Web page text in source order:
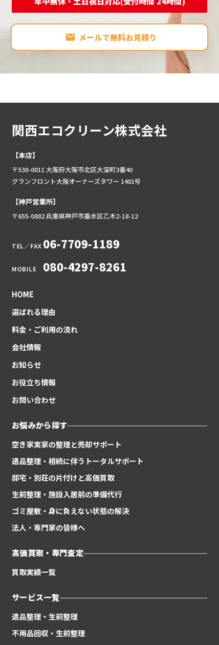
メールで無料お見積り
関西エコクリーン株式会社
【本店】
〒530-0011 大阪府大阪市北区大深町3番40
グランフロント大阪オーナーズタワー 1401号
【神戸営業所】
〒655-0882 兵庫県神戸市垂水区乙木2-18-12
TEL／FAX 06-7709-1189
MOBILE 080-4297-8261
HOME
選ばれる理由
料金・ご利用の流れ
会社情報
お知らせ
お役立ち情報
お問い合わせ
お悩みから探す
空き家実家の整理と売却サポート
遺品整理・相続に伴うトータルサポート
邸宅・別荘の片付けと高価買取
生前整理・施設入居前の準備代行
ゴミ屋敷・身に負えない状態の解決
法人・専門家の皆様へ
高価買取・専門査定
買取実績一覧
サービス一覧
遺品整理・生前整理
不用品回収・生前整理